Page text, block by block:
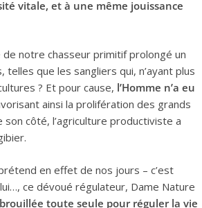
vitale, et à une même jouissance
notre chasseur primitif prolongé un
que les sangliers qui, n’ayant plus
? Et pour cause, l’Homme n’a eu
ainsi la prolifération des grands
côté, l’agriculture productiviste a
prétend en effet de nos jours – c’est
lui…, ce dévoué régulateur, Dame Nature
toute seule pour réguler la vie